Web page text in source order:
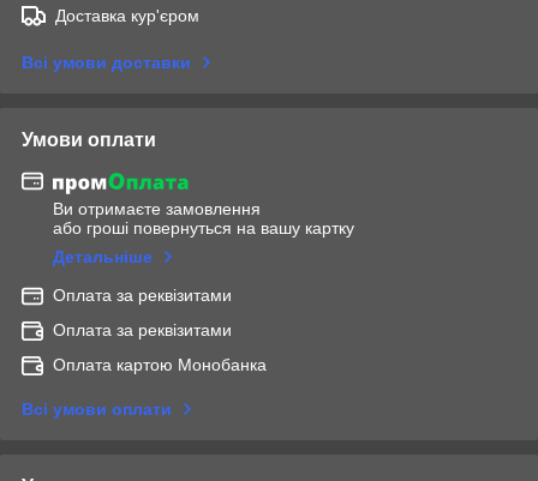
Доставка кур'єром
Всі умови доставки
Умови оплати
Ви отримаєте замовлення
або гроші повернуться на вашу картку
Детальніше
Оплата за реквізитами
Оплата за реквізитами
Оплата картою Монобанка
Всі умови оплати